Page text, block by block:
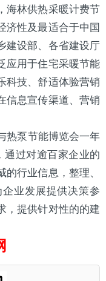
海林供热采暖计费节
济性及最适合于中国
建设部、各省建设厅
应用于住宅采暖节能
科技、舒适体验营销
信息宣传渠道、营销
热泵节能博览会一年
过对逾百家企业的
行业信息，整理、
业发展提供决策参
，提供针对性的的建